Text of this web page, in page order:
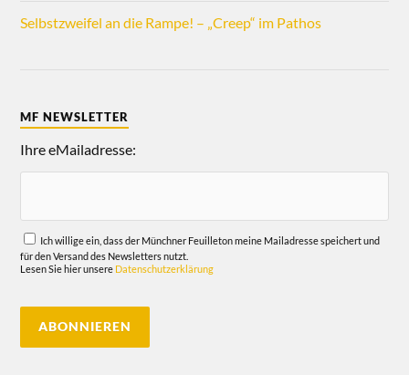
Selbstzweifel an die Rampe! – „Creep“ im Pathos
MF NEWSLETTER
Ihre eMailadresse:
Ich willige ein, dass der Münchner Feuilleton meine Mailadresse speichert und
für den Versand des Newsletters nutzt.
Lesen Sie hier unsere Datenschutzerklärung